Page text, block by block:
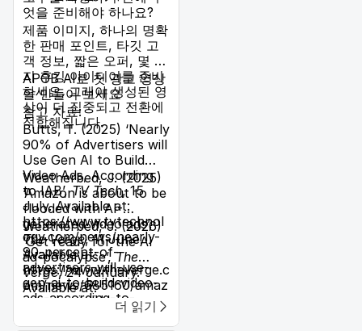
엇을 준비해야 하나요?
제품 이미지, 하나의 명확
한 판매 포인트, 타깃 고
객 정보, 짧은 오퍼, 몇 가
지 후킹 아이디어를 준비
하세요. 그래야 생성된 영
상이 더 집중되고 전환에
적합해집니다.
APOB AI로 첫 광고 영상
을 만들어 보세요
참고 자료:
Butts, T. (2025) ‘Nearly
90% of Advertisers will
Use Gen AI to Build
Video Ads, According
to IAB’,TV Tech, 15
July. Available at:
https://www.tvtechnol
ogy.com/news/nearly-
90-percent-of-
advertisers-will-use-
gen-ai-to-build-video-
ads-according-to-
(Accessed: 10 June
Weatherbed, J. (2025)
‘Amazon is about to be
flooded with AI-
generated video ads’,
The Verge, 11 June.
Available at:
https://www.theverge.c
om/news/685160/amaz
on-ads-ai-video-
generator-us-launch-
Weatherbed, J. (2026)
‘Get ready for the AI
ad-pocalypse’,The
Verge, 24 January.
Available at:
https://www.theverge.c
om/report/866775/ai-
더 읽기